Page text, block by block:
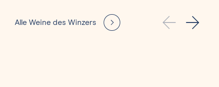
Alle Weine des Winzers